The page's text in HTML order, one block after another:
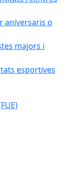
aniversaris o
majors i
esportives